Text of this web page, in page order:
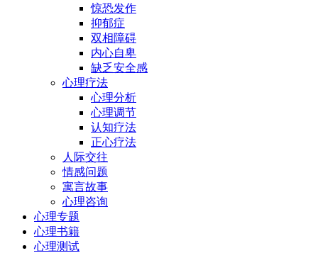
惊恐发作
抑郁症
双相障碍
内心自卑
缺乏安全感
心理疗法
心理分析
心理调节
认知疗法
正心疗法
人际交往
情感问题
寓言故事
心理咨询
心理专题
心理书籍
心理测试